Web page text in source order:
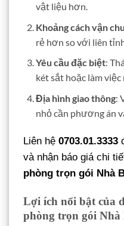
vật liệu hơn.
Khoảng cách vận
rẻ hơn so với liên
Yêu cầu đặc biệt:
két sắt hoặc làm
Địa hình giao thông:
nhỏ cần phương án
Liên hệ 0703.01.3333
và nhận báo giá chi
phòng trọn gói Nhà
Lợi ích nổi bật của
phòng trọn gói Nhà